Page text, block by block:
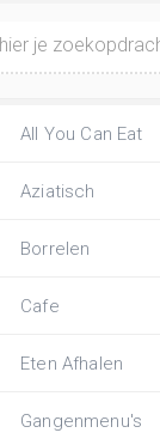
All You Can Eat
Aziatisch
Borrelen
Cafe
Eten Afhalen
Gangenmenu's